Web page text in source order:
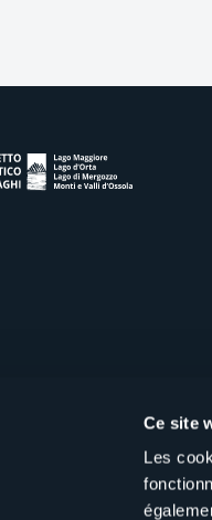
Ce site
Les